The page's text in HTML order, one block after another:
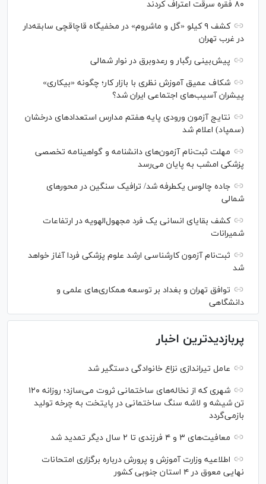
۸۰ فقره سرقت اعتراف کردند
کشف ۹ کیلو «گل و ماشروم» در مخفیگاه قاچاقچی سابقه‌دار
در غرب تهران
پیش‌بینی رگبار و رعدوبرق در نوار شمالی
شکاف عمیق آموزش نظری با بازار کار؛ چگونه «بیکاری»
پیشران آسیب‌های اجتماعی ایران شد؟
نتایج آزمون ورودی پایه هفتم مدارس استعدادهای درخشان
(سمپاد) اعلام شد
مهلت ثبت‌نام آزمون‌های دانشنامه و گواهینامه تخصصی
پزشکی امشب به پایان می‌رسد
جاده چالوس یکطرفه شد/ ترافیک سنگین در محورهای
شمالی
کشف بقایای انسانی یک فرد مجهول‌الهویه در ارتفاعات
شمیرانات
ثبت‌نام آزمون کارشناسی ارشد علوم پزشکی فردا آغاز خواهد
شد
توافق تهران و بغداد بر توسعه همکاری‌های علمی و
دانشگاهی
پربازدیدترین اخبار
عامل تیراندازی نزاع خانوادگی دستگیر شد
شهری که از نخاله‌های ساختمانی ثروت می‌سازد؛ روزانه ۱۲۰
تن شیشه و لاشه سنگ ساختمانی در پایتخت به چرخه تولید
بازمی‌گردد
معافیت‌های ۳ و ۴ فرزندی تا ۲ سال دیگر تمدید شد
اطلاعیه وزارت آموزش و پرورش درباره برگزاری امتحانات
نهایی معوق در ۴ استان جنوبی کشور